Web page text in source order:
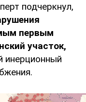
подчеркнул,
первым
участок,
инерционный